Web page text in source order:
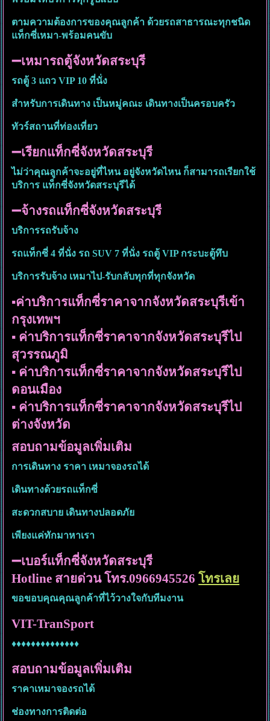
ตามความต้องการของคุณลูกค้า ด้วยรถสาธารณะทุกชนิด
แท็กซี่เหมา-พร้อมคนขับ
➖เหมารถตู้จังหวัดสระบุรี
รถตู้ 3 แถว VIP 10 ที่นั่ง
สำหรับการเดินทาง เป็นหมู่คณะ เดินทางเป็นครอบครัว
ทัวร์สถานที่ท่องเที่ยว
➖เรียกแท็กซี่จังหวัดสระบุรี
ไม่ว่าคุณลูกค้าจะอยู่ที่ไหน อยู่จังหวัดไหน ก็สามารถเรียกใช้
บริการ แท็กซี่จังหวัดสระบุรีได้
➖จ้างรถแท็กซี่จังหวัดสระบุรี
บริการรถรับจ้าง
รถแท็กซี่ 4 ที่นั่ง รถ SUV 7 ที่นั่ง รถตู้ VIP กระบะตู้ทึบ
บริการรับจ้าง เหมาไป-รับกลับทุกที่ทุกจังหวัด
▪︎ค่าบริการแท็กซี่ราคาจากจังหวัดสระบุรีเข้า
กรุงเทพฯ
▪︎ ค่าบริการแท็กซี่ราคาจากจังหวัดสระบุรีไป
สุวรรณภูมิ
▪︎ ค่าบริการแท็กซี่ราคาจากจังหวัดสระบุรีไป
ดอนเมือง
▪︎ ค่าบริการแท็กซี่ราคาจากจังหวัดสระบุรีไป
ต่างจังหวัด
สอบถามข้อมูลเพิ่มเติม
การเดินทาง ราคา เหมาจองรถได้
เดินทางด้วยรถแท็กซี่
สะดวกสบาย เดินทางปลอดภัย
เพียงแค่ทักมาหาเรา
➖เบอร์แท็กซี่จังหวัดสระบุรี
Hotline สายด่วน โทร.0966945526โทรเลย
ขอขอบคุณคุณลูกค้าที่ไว้วางใจกับทีมงาน
VIT-TranSport
♦️♦️♦️♦️♦️♦️♦️♦️♦️♦️♦️♦️♦️♦️
สอบถามข้อมูลเพิ่มเติม
ราคาเหมาจองรถได้
ช่องทางการติดต่อ